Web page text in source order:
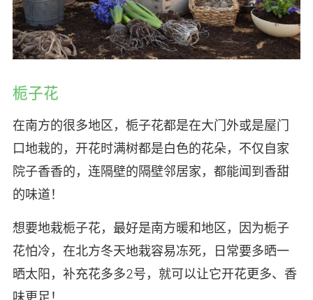
栀子花
在南方的很多地区，栀子花都是在大门外或是屋门
口地栽的，开花时满树都是白色的花朵，不仅自家
院子香香的，连隔壁的隔壁邻居家，都能闻到香甜
的味道！
想要地栽栀子花，最好是南方暖和地区，因为栀子
花怕冷，在北方冬天地栽容易冻死，日常要多晒一
晒太阳，补充花多多2号，就可以让它开花更多、香
味更足！